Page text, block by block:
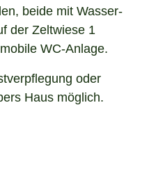
beide mit Wasser-
der Zeltwiese 1
WC-Anlage.
oder
Haus möglich.